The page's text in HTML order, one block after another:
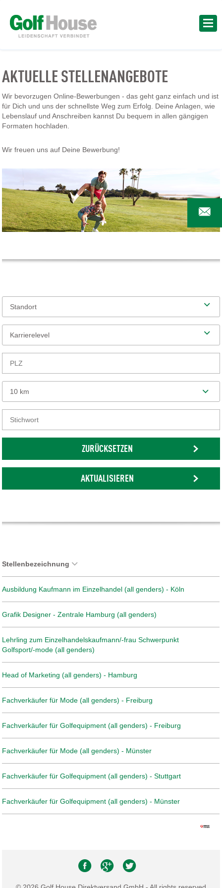
AKTUELLE STELLENANGEBOTE
Wir bevorzugen Online-Bewerbungen - das geht ganz einfach und ist
für Dich und uns der schnellste Weg zum Erfolg. Deine Anlagen, wie
Lebenslauf und Anschreiben kannst Du bequem in allen gängigen
Formaten hochladen.
Wir freuen uns auf Deine Bewerbung!
Standort
Karrierelevel
10 km
ZURÜCKSETZEN
AKTUALISIEREN
Stellenbezeichnung
Ausbildung Kaufmann im Einzelhandel (all genders) - Köln
Grafik Designer - Zentrale Hamburg (all genders)
Lehrling zum Einzelhandelskaufmann/-frau Schwerpunkt
Golfsport/-mode (all genders)
Head of Marketing (all genders) - Hamburg
Fachverkäufer für Mode (all genders) - Freiburg
Fachverkäufer für Golfequipment (all genders) - Freiburg
Fachverkäufer für Mode (all genders) - Münster
Fachverkäufer für Golfequipment (all genders) - Stuttgart
Fachverkäufer für Golfequipment (all genders) - Münster